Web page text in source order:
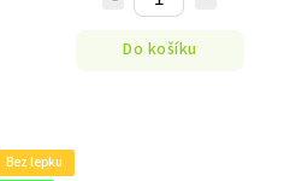
Do košíku
Bez lepku